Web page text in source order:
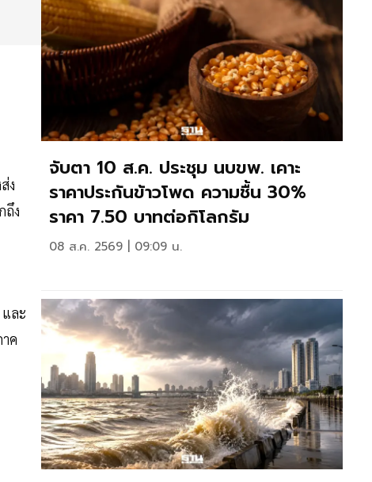
ง
ถึง
ละ
ค
จับตา 10 ส.ค. ประชุม นบขพ. เคาะ
ราคาประกันข้าวโพด ความชื้น 30%
ราคา 7.50 บาทต่อกิโลกรัม
08 ส.ค. 2569 | 09:09 น.